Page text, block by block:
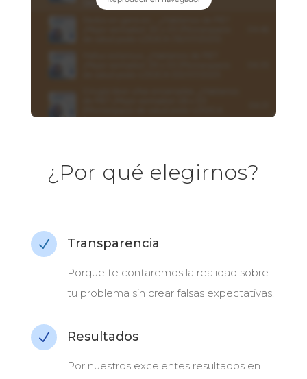
¿Por qué elegirnos?
N Transparencia
Porque te contaremos la realidad sobre
tu problema sin crear falsas expectativas.
N Resultados
Por nuestros excelentes resultados en